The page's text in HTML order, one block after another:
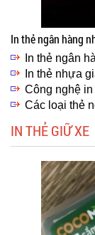
In thẻ ngân hàng
In thẻ ngân
In thẻ nhựa
Công nghệ
Các loại thẻ
IN THẺ GIỮ XE